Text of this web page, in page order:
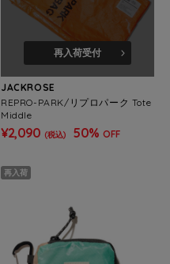
再入荷受付
JACKROSE
REPRO-PARK/リプロパーク Tote
Middle
¥2,090 (税込) 50% OFF
再入荷